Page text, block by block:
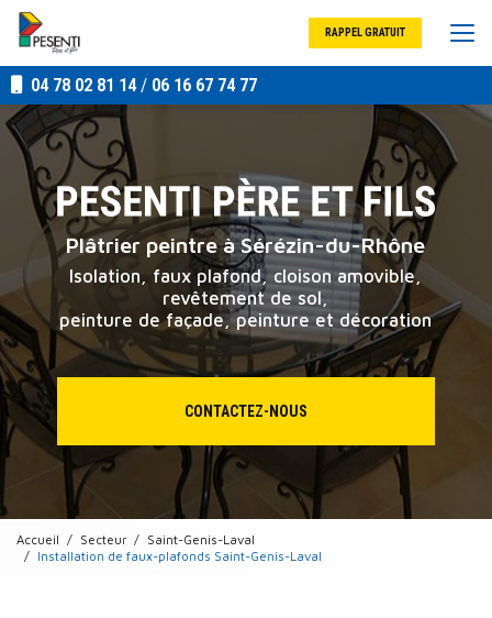
Aller
contenu
principal
04 78 02 81 14/ 06 16 67 74 77
RAPPEL GRATUIT
Plâtrier peintre à Sérézin-du-Rhône
Isolation, faux plafond, cloison amovible,
revêtement de sol,
peinture de façade, peinture et décoration
CONTACTEZ-NOUS
Accueil Secteur
Saint-Genis-Laval
Installation de faux-plafonds Saint-Genis-Laval